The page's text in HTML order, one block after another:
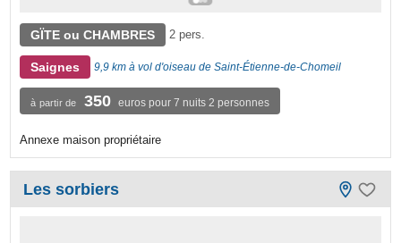
GÏTE ou CHAMBRES 2 pers.
Saignes 9,9 km à vol d'oiseau de Saint-Étienne-de-Chomeil
à partir de 350 euros pour 7 nuits 2 personnes
Annexe maison propriétaire
Les sorbiers